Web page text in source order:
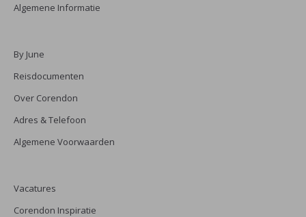
Algemene Informatie
By June
Reisdocumenten
Over Corendon
Adres & Telefoon
Algemene Voorwaarden
Vacatures
Corendon Inspiratie